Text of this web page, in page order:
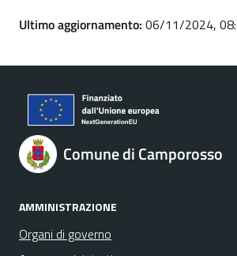
Ultimo aggiornamento: 06/11/2024,
Comune di Camporosso
AMMINISTRAZIONE
Organi di governo